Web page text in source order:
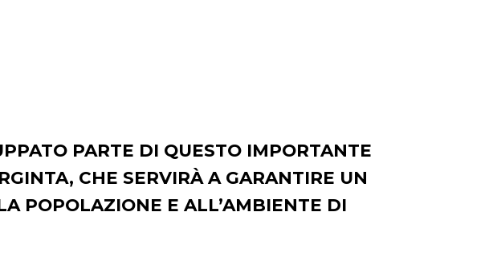
PARTE DI QUESTO IMPORTANTE
CHE SERVIRÀ A GARANTIRE UN
POPOLAZIONE E ALL’AMBIENTE DI